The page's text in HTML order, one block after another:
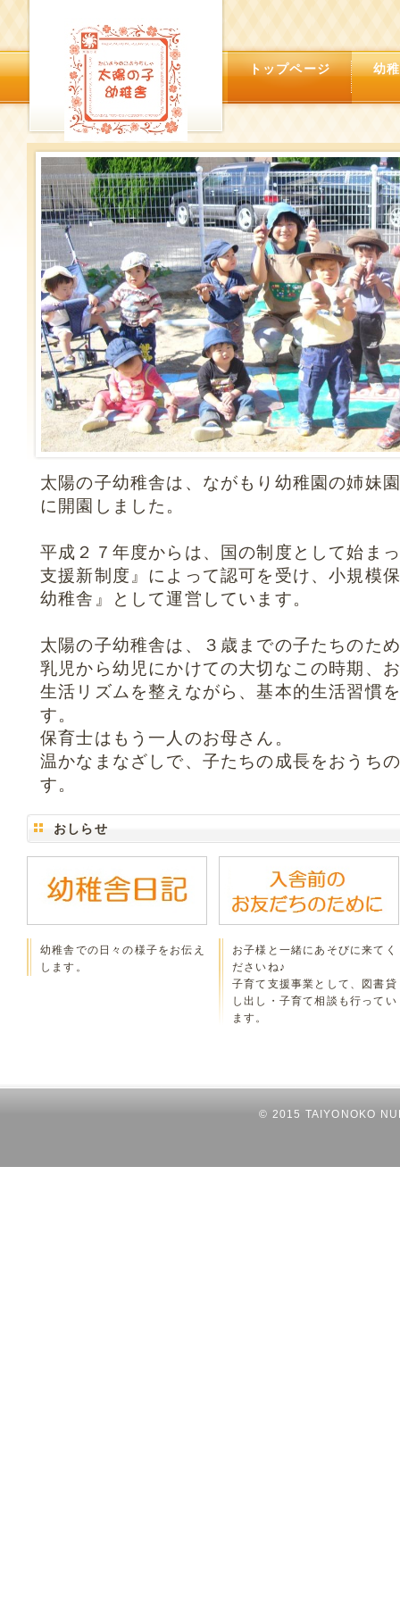
トップページ 幼
太陽の子幼稚舎は、ながもり幼稚園の姉妹
に開園しました。
平成２７年度からは、国の制度として始ま
支援新制度』によって認可を受け、小規模
幼稚舎』として運営しています。
太陽の子幼稚舎は、３歳までの子たちのた
乳児から幼児にかけての大切なこの時期、
生活リズムを整えながら、基本的生活習慣
す。
保育士はもう一人のお母さん。
温かなまなざしで、子たちの成長をおうち
す。
おしらせ
幼稚舎での日々の様子をお伝え
します。
お子様と一緒にあそびに来てく
ださいね♪
子育て支援事業として、図書貸
し出し・子育て相談も行ってい
ます。
© 2015 TAIYONOKO